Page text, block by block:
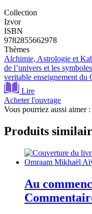
Collection
Izvor
ISBN
9782855662978
Thèmes
Alchimie, Astrologie et
de l’univers et les symboles
veritable enseignement du
Lire
Acheter l'ouvrage
Vous pourriez aussi aimer :
Produits
Au